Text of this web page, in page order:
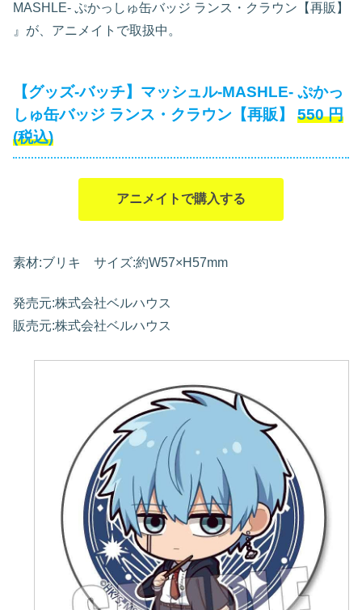
MASHLE- ぷかっしゅ缶バッジ ランス・クラウン【再販】
』が、アニメイトで取扱中。
【グッズ-バッチ】マッシュル-MASHLE- ぷかっ
しゅ缶バッジ ランス・クラウン【再販】
550 円
(税込)
アニメイトで購入する
素材:ブリキ サイズ:約W57×H57mm
発売元:株式会社ベルハウス
販売元:株式会社ベルハウス